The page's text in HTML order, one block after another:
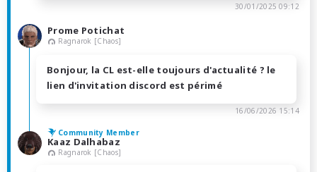
30/01/2025 09:12
Prome Potichat
Ragnarok [Chaos]
Bonjour, la CL est-elle toujours d'actualité ? le
lien d'invitation discord est périmé
16/06/2026 15:14
Community Member
Kaaz Dalhabaz
Ragnarok [Chaos]